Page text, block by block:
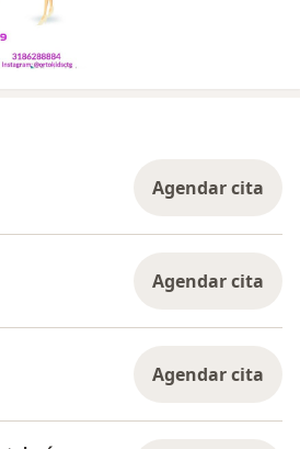
Agendar cita
Agendar cita
Agendar cita